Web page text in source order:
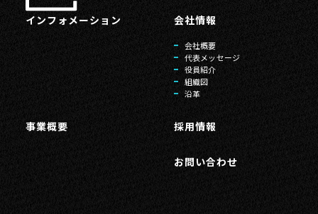
インフォメーション 会社情報
会社概要
代表メッセージ
役員紹介
組織図
沿革
事業概要 採用情報
お問い合わせ